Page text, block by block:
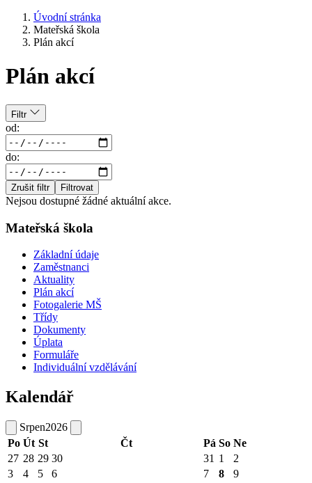
Úvodní stránka
Mateřská škola
Plán akcí
Plán akcí
Filtr
od:
do:
Zrušit filtr Filtrovat
Nejsou dostupné žádné aktuální akce.
Mateřská škola
Základní údaje
Zaměstnanci
Aktuality
Plán akcí
Fotogalerie MŠ
Třídy
Dokumenty
Úplata
Formuláře
Individuální vzdělávání
Kalendář
Srpen2026
Po Út St Čt Pá So Ne
27 28 29 30 31 1
2
3
4 5 6 7 8
9